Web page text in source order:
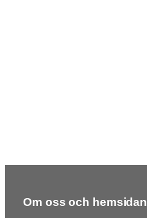
Om oss och hemsidan